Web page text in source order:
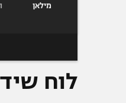
מילאן
לוח